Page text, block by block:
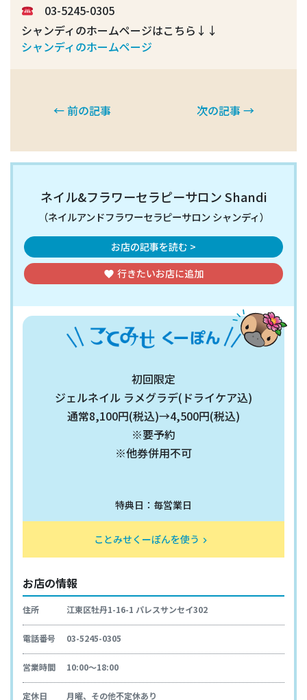
03-5245-0305
シャンディのホームページはこちら↓↓
シャンディのホームページ
← 前の記事 次の記事 →
ネイル&フラワーセラピーサロン Shandi
（ネイルアンドフラワーセラピーサロン シャンディ）
お店の記事を読む >
favorite 行きたいお店に追加
初回限定
ジェルネイル ラメグラデ(ドライケア込)
通常8,100円(税込)→4,500円(税込)
※要予約
※他券併用不可
特典日：毎営業日
ことみせくーぽんを使う keyboard_arrow_right
お店の情報
住所 江東区牡丹1-16-1 パレスサンセイ302
電話番号 03-5245-0305
営業時間 10:00～18:00
定休日 月曜、その他不定休あり